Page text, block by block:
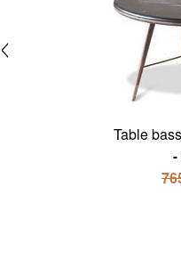
Table